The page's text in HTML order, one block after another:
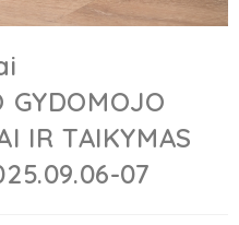
GYDOMOJO
IR TAIKYMAS
07